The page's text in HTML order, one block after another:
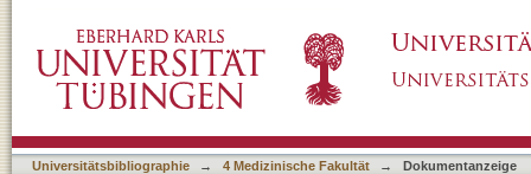
Universitätsbibliographie → 4 Medizinische Fakultät → Dokumentanzeige